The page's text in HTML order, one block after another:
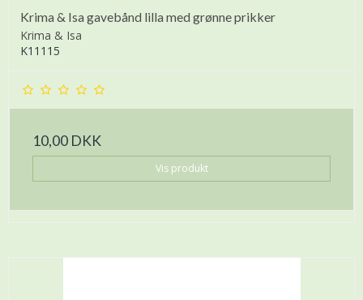
Krima & Isa gavebånd lilla med grønne prikker
Krima & Isa
K11115
10,00 DKK
Vis produkt